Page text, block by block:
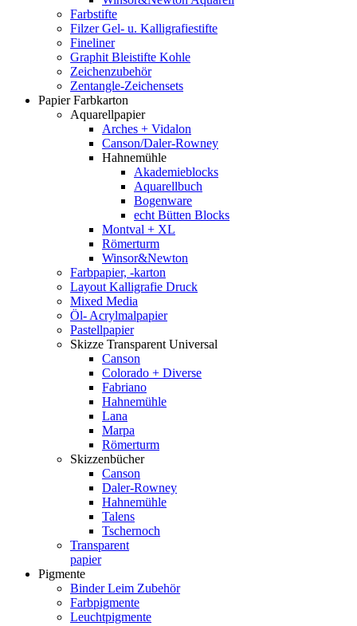
Farbstifte
Filzer Gel- u. Kalligrafiestifte
Fineliner
Graphit Bleistifte Kohle
Zeichenzubehör
Zentangle-Zeichensets
Papier Farbkarton
Aquarellpapier
Arches + Vidalon
Canson/Daler-Rowney
Hahnemühle
Akademieblocks
Aquarellbuch
Bogenware
echt Bütten Blocks
Montval + XL
Römerturm
Winsor&Newton
Farbpapier, -karton
Layout Kalligrafie Druck
Mixed Media
Öl- Acrylmalpapier
Pastellpapier
Skizze Transparent Universal
Canson
Colorado + Diverse
Fabriano
Hahnemühle
Lana
Marpa
Römerturm
Skizzenbücher
Canson
Daler-Rowney
Hahnemühle
Talens
Tschernoch
Transparent
papier
Pigmente
Binder Leim Zubehör
Farbpigmente
Leuchtpigmente